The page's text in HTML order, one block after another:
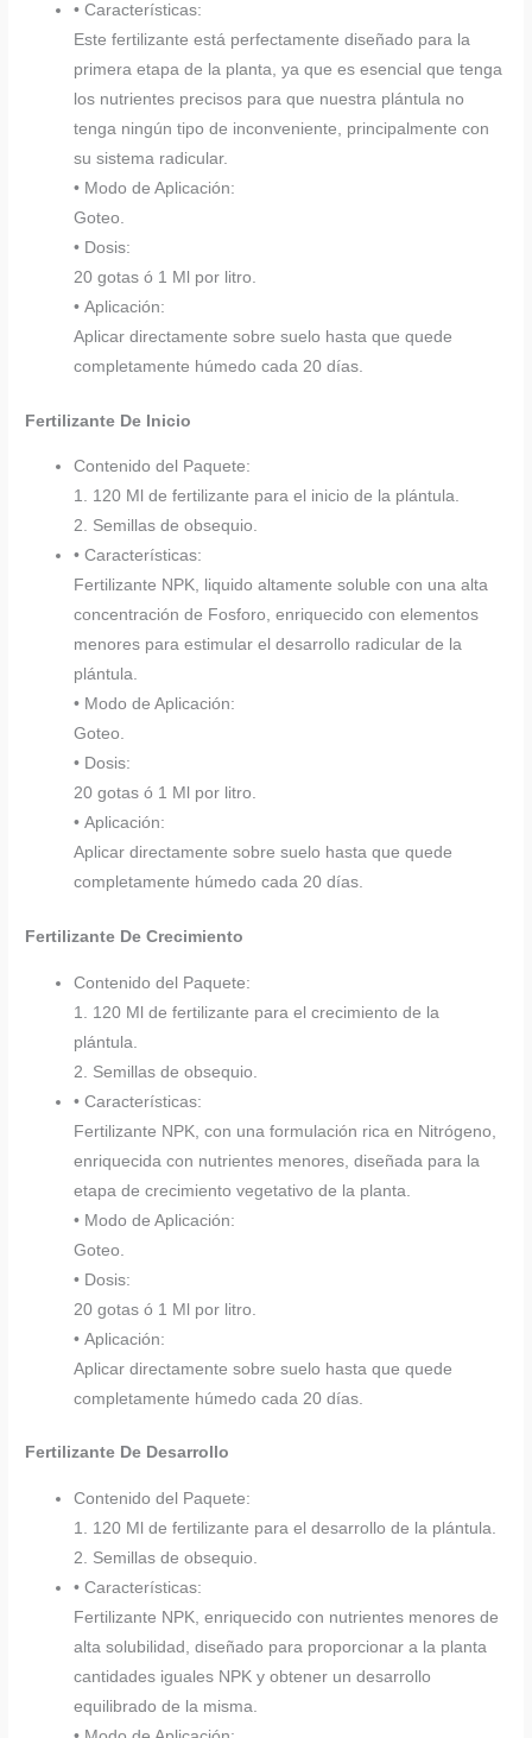
• Características:
Este fertilizante está perfectamente diseñado para la
primera etapa de la planta, ya que es esencial que tenga
los nutrientes precisos para que nuestra plántula no
tenga ningún tipo de inconveniente, principalmente con
su sistema radicular.
• Modo de Aplicación:
Goteo.
• Dosis:
20 gotas ó 1 Ml por litro.
• Aplicación:
Aplicar directamente sobre suelo hasta que quede
completamente húmedo cada 20 días.
Fertilizante De Inicio
Contenido del Paquete:
1. 120 Ml de fertilizante para el inicio de la plántula.
2. Semillas de obsequio.
• Características:
Fertilizante NPK, liquido altamente soluble con una alta
concentración de Fosforo, enriquecido con elementos
menores para estimular el desarrollo radicular de la
plántula.
• Modo de Aplicación:
Goteo.
• Dosis:
20 gotas ó 1 Ml por litro.
• Aplicación:
Aplicar directamente sobre suelo hasta que quede
completamente húmedo cada 20 días.
Fertilizante De Crecimiento
Contenido del Paquete:
1. 120 Ml de fertilizante para el crecimiento de la
plántula.
2. Semillas de obsequio.
• Características:
Fertilizante NPK, con una formulación rica en Nitrógeno,
enriquecida con nutrientes menores, diseñada para la
etapa de crecimiento vegetativo de la planta.
• Modo de Aplicación:
Goteo.
• Dosis:
20 gotas ó 1 Ml por litro.
• Aplicación:
Aplicar directamente sobre suelo hasta que quede
completamente húmedo cada 20 días.
Fertilizante De Desarrollo
Contenido del Paquete:
1. 120 Ml de fertilizante para el desarrollo de la plántula.
2. Semillas de obsequio.
• Características:
Fertilizante NPK, enriquecido con nutrientes menores de
alta solubilidad, diseñado para proporcionar a la planta
cantidades iguales NPK y obtener un desarrollo
equilibrado de la misma.